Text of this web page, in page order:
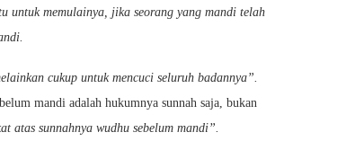
untuk memulainya, jika seorang yang mandi telah
cukup untuk mencuci seluruh badannya”.
mandi adalah hukumnya sunnah saja, bukan
atas sunnahnya wudhu sebelum mandi”.